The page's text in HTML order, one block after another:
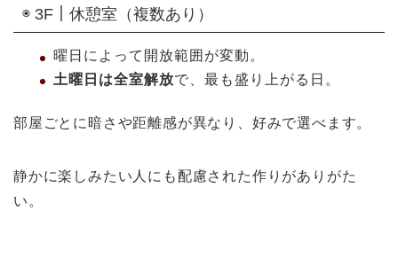
◉ 3F｜休憩室（複数あり）
曜日によって開放範囲が変動。
土曜日は全室解放で、最も盛り上がる日。
部屋ごとに暗さや距離感が異なり、好みで選べます。
静かに楽しみたい人にも配慮された作りがありがた
い。